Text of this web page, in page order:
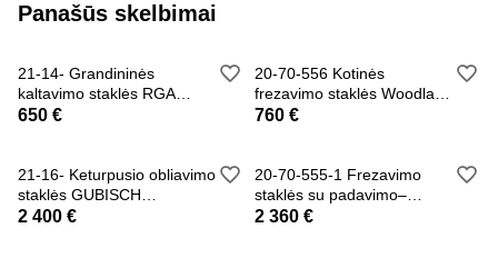
Panašūs skelbimai
21-14- Grandininės
kaltavimo staklės RGA
Italcava (naudot
650 €
20-70-556 Kotinės
frezavimo staklės Woodland
machinery (nauj
760 €
21-16- Keturpusio obliavimo
staklės GUBISCH
(naudotos)
2 400 €
20-70-555-1 Frezavimo
staklės su padavimo–
prispaudimo mechan
2 360 €